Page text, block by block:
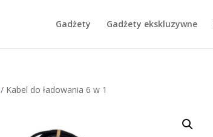
Gadżety Gadżety ekskluzywne
/ Kabel do ładowania 6 w 1